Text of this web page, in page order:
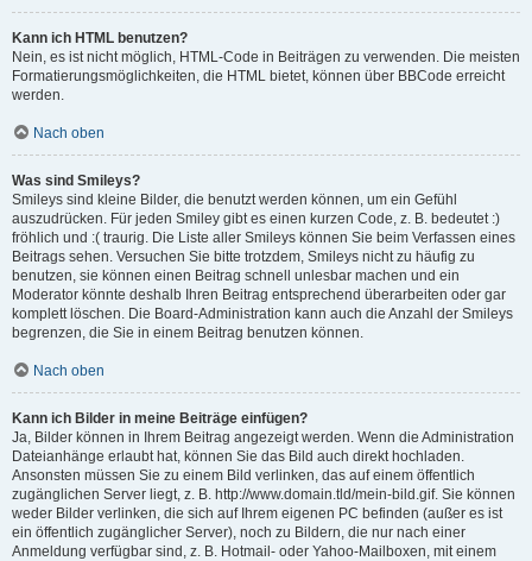
Kann ich HTML benutzen?
Nein, es ist nicht möglich, HTML-Code in Beiträgen zu verwenden. Die meisten
Formatierungsmöglichkeiten, die HTML bietet, können über BBCode erreicht
werden.
Nach oben
Was sind Smileys?
Smileys sind kleine Bilder, die benutzt werden können, um ein Gefühl
auszudrücken. Für jeden Smiley gibt es einen kurzen Code, z. B. bedeutet :)
fröhlich und :( traurig. Die Liste aller Smileys können Sie beim Verfassen eines
Beitrags sehen. Versuchen Sie bitte trotzdem, Smileys nicht zu häufig zu
benutzen, sie können einen Beitrag schnell unlesbar machen und ein
Moderator könnte deshalb Ihren Beitrag entsprechend überarbeiten oder gar
komplett löschen. Die Board-Administration kann auch die Anzahl der Smileys
begrenzen, die Sie in einem Beitrag benutzen können.
Nach oben
Kann ich Bilder in meine Beiträge einfügen?
Ja, Bilder können in Ihrem Beitrag angezeigt werden. Wenn die Administration
Dateianhänge erlaubt hat, können Sie das Bild auch direkt hochladen.
Ansonsten müssen Sie zu einem Bild verlinken, das auf einem öffentlich
zugänglichen Server liegt, z. B. http://www.domain.tld/mein-bild.gif. Sie können
weder Bilder verlinken, die sich auf Ihrem eigenen PC befinden (außer es ist
ein öffentlich zugänglicher Server), noch zu Bildern, die nur nach einer
Anmeldung verfügbar sind, z. B. Hotmail- oder Yahoo-Mailboxen, mit einem